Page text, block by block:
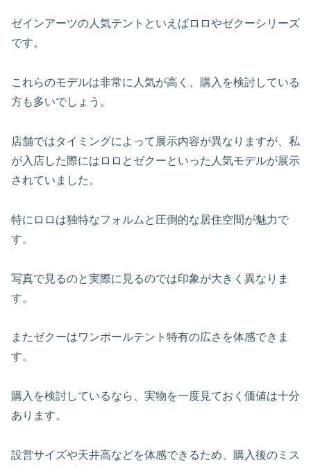
ゼインアーツの人気テントといえばロロやゼクーシリーズ
です。
これらのモデルは非常に人気が高く、購入を検討している
方も多いでしょう。
店舗ではタイミングによって展示内容が異なりますが、私
が入店した際にはロロとゼクーといった人気モデルが展示
されていました。
特にロロは独特なフォルムと圧倒的な居住空間が魅力で
す。
写真で見るのと実際に見るのでは印象が大きく異なりま
す。
またゼクーはワンポールテント特有の広さを体感できま
す。
購入を検討しているなら、実物を一度見ておく価値は十分
あります。
設営サイズや天井高などを体感できるため、購入後のミス